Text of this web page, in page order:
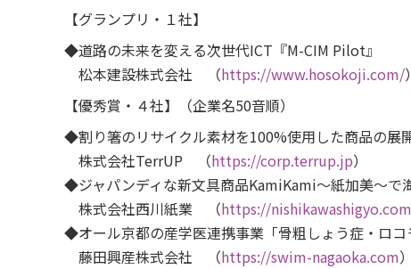
【グランプリ・１社】
◆道路の未来を変える次世代ICT『M-CIM Pilot』
松本建設株式会社 （https://www.hosokoji.com/）
【優秀賞・４社】（企業名50音順）
◆割り箸のリサイクル素材を100%使用した商品の展
株式会社TerrUP （https://corp.terrup.jp）
◆ジャパンディな新文具商品KamiKami〜紙加美～で
株式会社西川紙業 （https://nishikawashigyo.com
◆オール京都の産学医連携事業「骨粗しょう症・ロコ
藤田興産株式会社 （https://swim-nagaoka.com）